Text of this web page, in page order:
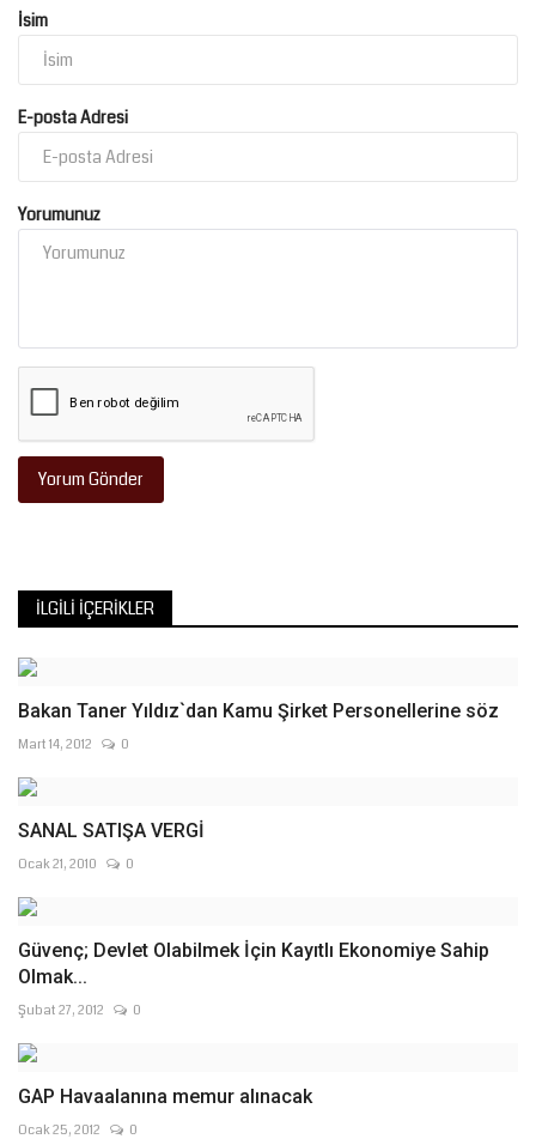
İsim
E-posta Adresi
Yorumunuz
Yorum Gönder
İLGILI İÇERIKLER
Bakan Taner Yıldız`dan Kamu Şirket Personellerine söz
Mart 14, 2012 0
SANAL SATIŞA VERGİ
Ocak 21, 2010 0
Güvenç; Devlet Olabilmek İçin Kayıtlı Ekonomiye Sahip
Olmak...
Şubat 27, 2012 0
GAP Havaalanına memur alınacak
Ocak 25, 2012 0